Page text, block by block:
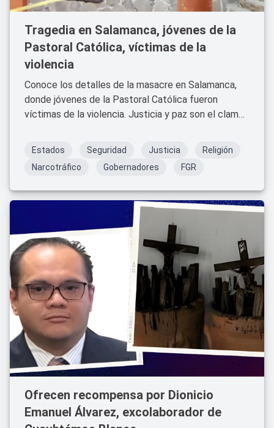
Tragedia en Salamanca, jóvenes de la
Pastoral Católica, víctimas de la
violencia
Conoce los detalles de la masacre en Salamanca,
donde jóvenes de la Pastoral Católica fueron
víctimas de la violencia. Justicia y paz son el clamor
Estados Seguridad Justicia
Religión
Narcotráfico
Gobernadores FGR
Ofrecen recompensa por Dionicio
Emanuel Álvarez, excolaborador de